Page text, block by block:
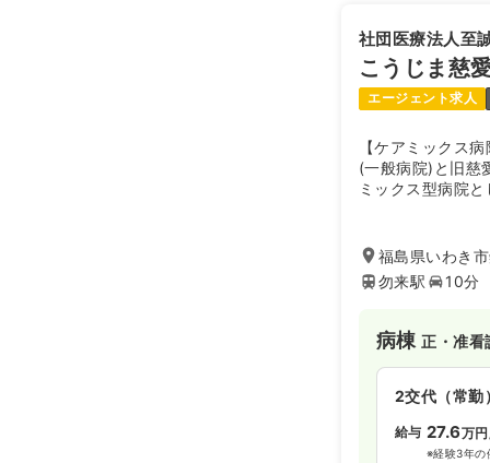
社団医療法人至
こうじま慈
エージェント求人
【ケアミックス
(一般病院)と旧慈
ミックス型病院
ケアの拠点病院
福島県いわき
勿来駅
10分
病棟正・准看
2交代（常勤
給与 27.6万円
※経験3年の